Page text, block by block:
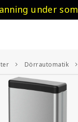
under
Dörrautomatik